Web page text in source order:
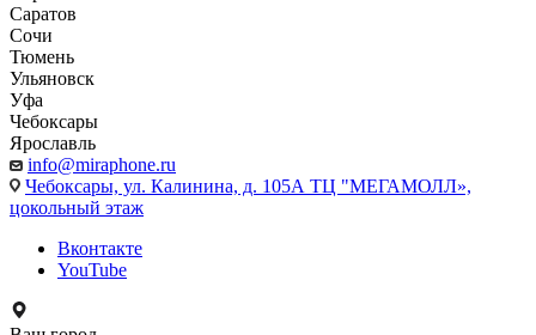
Саратов
Сочи
Тюмень
Ульяновск
Уфа
Чебоксары
Ярославль
info@miraphone.ru
Чебоксары, ул. Калинина, д. 105А ТЦ "МЕГАМОЛЛ»,
цокольный этаж
Вконтакте
YouTube